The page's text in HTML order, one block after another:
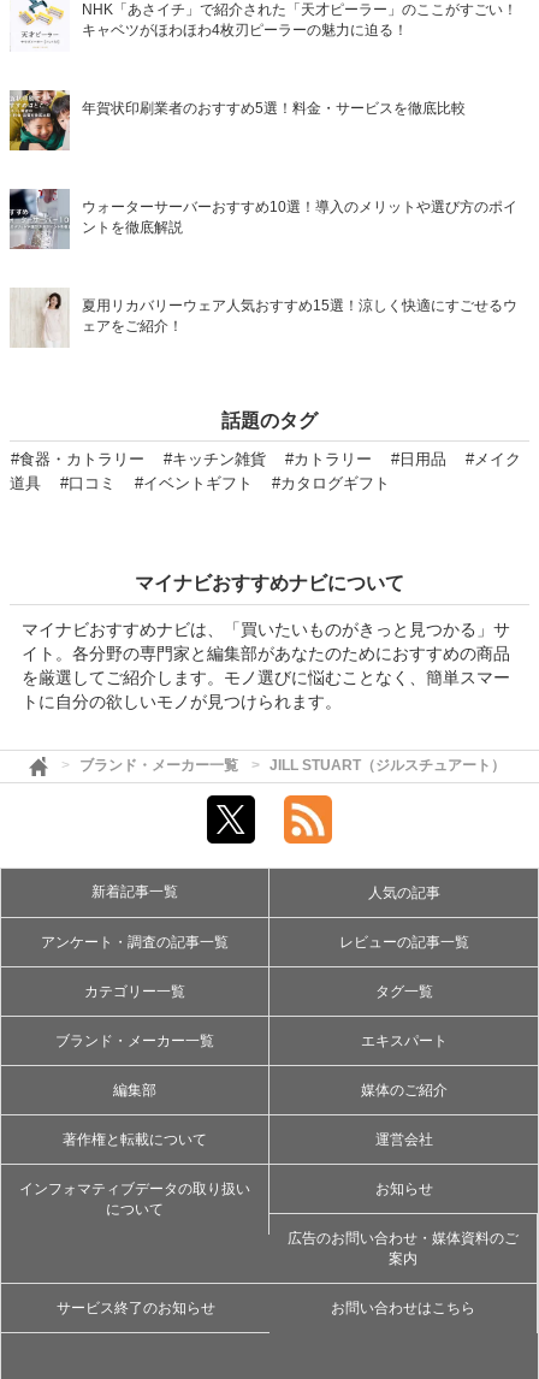
NHK「あさイチ」で紹介された「天才ピーラー」のここがすごい！
キャベツがほわほわ4枚刃ピーラーの魅力に迫る！
年賀状印刷業者のおすすめ5選！料金・サービスを徹底比較
ウォーターサーバーおすすめ10選！導入のメリットや選び方のポイ
ントを徹底解説
夏用リカバリーウェア人気おすすめ15選！涼しく快適にすごせるウ
ェアをご紹介！
話題のタグ
#食器・カトラリー #キッチン雑貨 #カトラリー #日用品
#メイク
道具
#口コミ #イベントギフト #カタログギフト
マイナビおすすめナビについて
マイナビおすすめナビは、「買いたいものがきっと見つかる」サ
イト。各分野の専門家と編集部があなたのためにおすすめの商品
を厳選してご紹介します。モノ選びに悩むことなく、簡単スマー
トに自分の欲しいモノが見つけられます。
ブランド・メーカー一覧 JILL STUART（ジルスチュアート）
新着記事一覧 人気の記事
アンケート・調査の記事一覧 レビューの記事一覧
カテゴリー一覧 タグ一覧
ブランド・メーカー一覧 エキスパート
編集部 媒体のご紹介
著作権と転載について 運営会社
インフォマティブデータの取り扱い
について
お知らせ
広告のお問い合わせ・媒体資料のご
案内
サービス終了のお知らせ お問い合わせはこちら